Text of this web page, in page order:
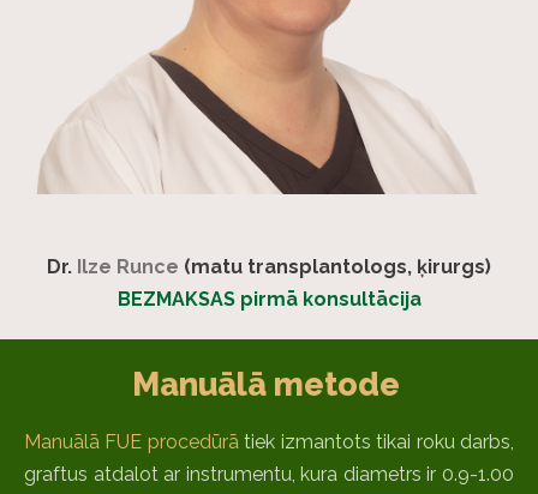
Dr. Ilze Runce (matu transplantologs, ķirurgs)
BEZMAKSAS pirmā konsultācija
Manuālā metode
Manuālā FUE procedūrātiek izmantots tikai roku darbs,
graftus atdalot ar instrumentu, kura diametrs ir 0.9-1.00